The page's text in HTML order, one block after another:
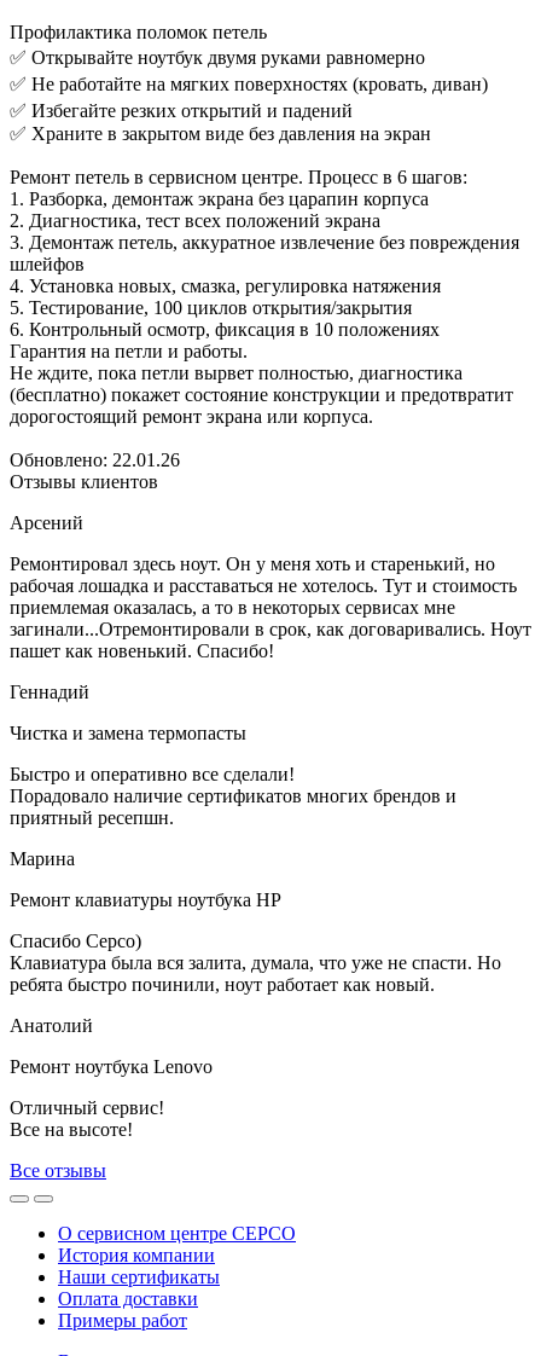
Профилактика поломок петель
✅ Открывайте ноутбук двумя руками равномерно
✅ Не работайте на мягких поверхностях (кровать, диван)
✅ Избегайте резких открытий и падений
✅ Храните в закрытом виде без давления на экран
Ремонт петель в сервисном центре. Процесс в 6 шагов:
1. Разборка, демонтаж экрана без царапин корпуса
2. Диагностика, тест всех положений экрана
3. Демонтаж петель, аккуратное извлечение без повреждения
шлейфов
4. Установка новых, смазка, регулировка натяжения
5. Тестирование, 100 циклов открытия/закрытия
6. Контрольный осмотр, фиксация в 10 положениях
Гарантия на петли и работы.
Не ждите, пока петли вырвет полностью, диагностика
(бесплатно) покажет состояние конструкции и предотвратит
дорогостоящий ремонт экрана или корпуса.
Обновлено: 22.01.26
Отзывы клиентов
Арсений
Ремонтировал здесь ноут. Он у меня хоть и старенький, но
рабочая лошадка и расставаться не хотелось. Тут и стоимость
приемлемая оказалась, а то в некоторых сервисах мне
загинали...Отремонтировали в срок, как договаривались. Ноут
пашет как новенький. Спасибо!
Геннадий
Чистка и замена термопасты
Быстро и оперативно все сделали!
Порадовало наличие сертификатов многих брендов и
приятный ресепшн.
Марина
Ремонт клавиатуры ноутбука HP
Спасибо Серсо)
Клавиатура была вся залита, думала, что уже не спасти. Но
ребята быстро починили, ноут работает как новый.
Анатолий
Ремонт ноутбука Lenovo
Отличный сервис!
Все на высоте!
Все отзывы
О сервисном центре СЕРСО
История компании
Наши сертификаты
Оплата доставки
Примеры работ